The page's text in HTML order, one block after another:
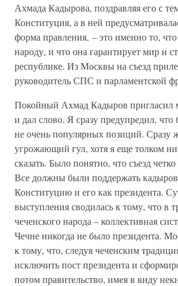
Ахмада Кадырова, поздравляя его с
Конституция, а в ней
форма правления, – это именно то,
народу, и что она гарантирует мир и
республике. Из Москвы на съезд
руководитель СПС и парламентской
Покойный Ахмад Кадыров пригласил
и дал слово. Я сразу предупредил, что
не очень популярных позиций. Сразу
угрожающий гул, хотя я еще толком
сказать. Было понятно, что съезд
Все должны были поддержать
Конституцию и его как президента.
выступления сводилась к тому, что в
чеченского народа – коллективная
Чечне никогда не было президента.
к тому, что, следуя чеченским
исключить пост президента и
потом правительство, имея в виду